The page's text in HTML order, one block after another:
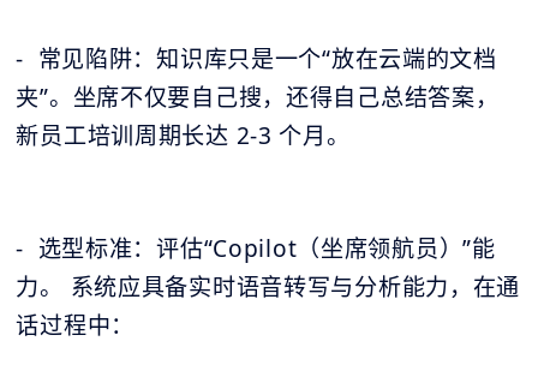
- 常见陷阱：知识库只是一个“放在云端的文档
夹”。坐席不仅要自己搜，还得自己总结答案，
新员工培训周期长达 2-3 个月。
- 选型标准：评估“Copilot（坐席领航员）”能
力。 系统应具备实时语音转写与分析能力，在通
话过程中：